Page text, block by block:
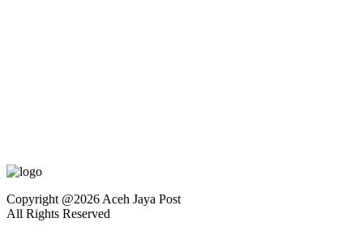
Copyright @2026 Aceh Jaya Post
All Rights Reserved